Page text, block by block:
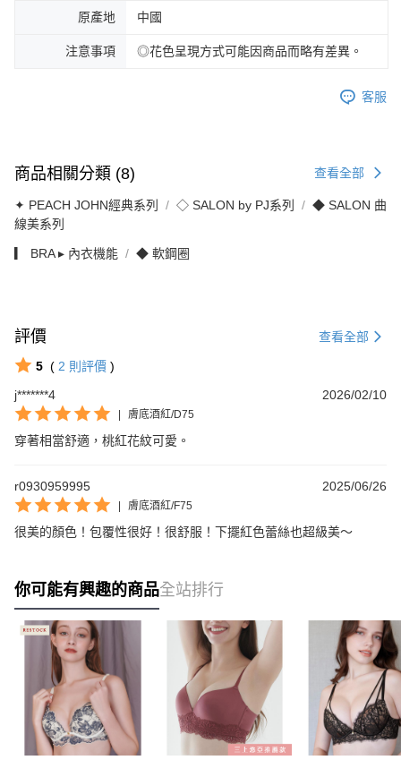
原產地 中國
注意事項 ◎花色呈現方式可能因商品而略有差異。
客服
商品相關分類 (8) 查看全部
✦ PEACH JOHN經典系列 ◇ SALON by PJ系列
◆ SALON 曲
線美系列
▎ BRA ▸ 內衣機能 ◆ 軟鋼圈
評價 查看全部
5 ( 2 則評價 )
j*******4
2026/02/10
膚底酒紅/D75
穿著相當舒適，桃紅花紋可愛。
r0930959995 2025/06/26
膚底酒紅/F75
很美的顏色！包覆性很好！很舒服！下擺紅色蕾絲也超級美～
你可能有興趣的商品全站排行